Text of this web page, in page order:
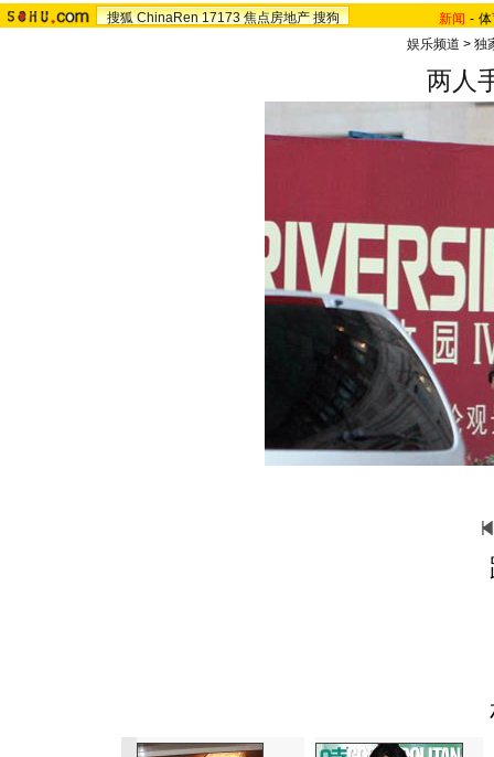
搜狐 ChinaRen 17173 焦点房地产 搜狗 新闻 -
娱乐频道 > 独
两人